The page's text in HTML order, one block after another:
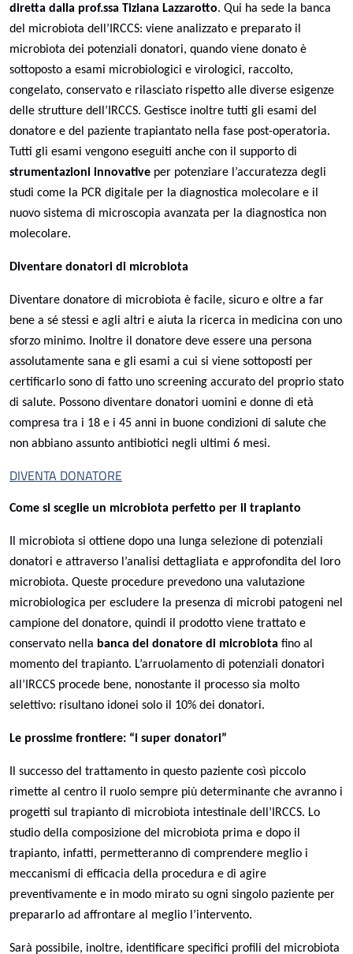
diretta dalla prof.ssa Tiziana Lazzarotto. Qui ha sede la banca
del microbiota dell’IRCCS: viene analizzato e preparato il
microbiota dei potenziali donatori, quando viene donato è
sottoposto a esami microbiologici e virologici, raccolto,
congelato, conservato e rilasciato rispetto alle diverse esigenze
delle strutture dell’IRCCS. Gestisce inoltre tutti gli esami del
donatore e del paziente trapiantato nella fase post-operatoria.
Tutti gli esami vengono eseguiti anche con il supporto di
strumentazioni innovative per potenziare l’accuratezza degli
studi come la PCR digitale per la diagnostica molecolare e il
nuovo sistema di microscopia avanzata per la diagnostica non
molecolare.
Diventare donatori di microbiota
Diventare donatore di microbiota è facile, sicuro e oltre a far
bene a sé stessi e agli altri e aiuta la ricerca in medicina con uno
sforzo minimo. Inoltre il donatore deve essere una persona
assolutamente sana e gli esami a cui si viene sottoposti per
certificarlo sono di fatto uno screening accurato del proprio stato
di salute. Possono diventare donatori uomini e donne di età
compresa tra i 18 e i 45 anni in buone condizioni di salute che
non abbiano assunto antibiotici negli ultimi 6 mesi.
DIVENTA DONATORE
Come si sceglie un microbiota perfetto per il trapianto
Il microbiota si ottiene dopo una lunga selezione di potenziali
donatori e attraverso l’analisi dettagliata e approfondita del loro
microbiota. Queste procedure prevedono una valutazione
microbiologica per escludere la presenza di microbi patogeni nel
campione del donatore, quindi il prodotto viene trattato e
conservato nella banca del donatore di microbiota fino al
momento del trapianto. L’arruolamento di potenziali donatori
all’IRCCS procede bene, nonostante il processo sia molto
selettivo: risultano idonei solo il 10% dei donatori.
Le prossime frontiere: “i super donatori”
Il successo del trattamento in questo paziente così piccolo
rimette al centro il ruolo sempre più determinante che avranno i
progetti sul trapianto di microbiota intestinale dell’IRCCS. Lo
studio della composizione del microbiota prima e dopo il
trapianto, infatti, permetteranno di comprendere meglio i
meccanismi di efficacia della procedura e di agire
preventivamente e in modo mirato su ogni singolo paziente per
prepararlo ad affrontare al meglio l’intervento.
Sarà possibile, inoltre, identificare specifici profili del microbiota